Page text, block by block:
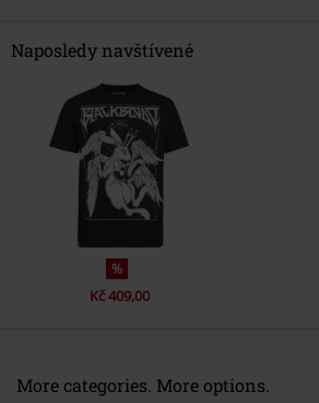
Naposledy navštívené
%
Kč 409,00
More categories. More options.